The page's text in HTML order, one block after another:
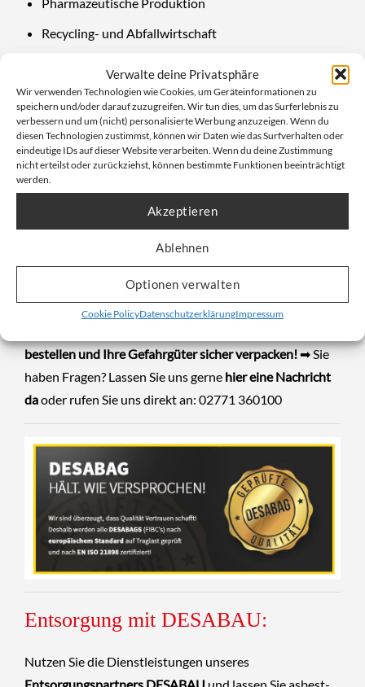
Verwalte deine Privatsphäre
Wir verwenden Technologien wie Cookies, um Geräteinformationen zu
speichern und/oder darauf zuzugreifen. Wir tun dies, um das Surferlebnis zu
verbessern und um (nicht) personalisierte Werbung anzuzeigen. Wenn du
diesen Technologien zustimmst, können wir Daten wie das Surfverhalten oder
eindeutige IDs auf dieser Website verarbeiten. Wenn du deine Zustimmung
nicht erteilst oder zurückziehst, können bestimmte Funktionen beeinträchtigt
werden.
Akzeptieren
Ablehnen
Optionen verwalten
Cookie PolicyDatenschutzerklärungImpressum
Recycling- und Abfallwirtschaft
Transport von Getreide, Weizen und Tabak
Fazit: Gefahrgut sicher und
vorschriftsgemäß verpacken
UN Big Bag 90x90x110cmbietet alles, was für den
sicheren und gesetzeskonformen Transport von
gefährlichen Stoffen erforderlich ist. Mit geprüftem UN-
Zertifikat, integriertem Inliner und robuster Ausführung
ist er die ideale Verpackungslösung für Unternehmen
bestellen und Ihre Gefahrgüter sicher verpacken!➡ Sie
haben Fragen? Lassen Sie uns gerne hier eine Nachricht
daoder rufen Sie uns direkt an: 02771 360100
Entsorgung mit DESABAU:
Nutzen Sie die Dienstleistungen unseres